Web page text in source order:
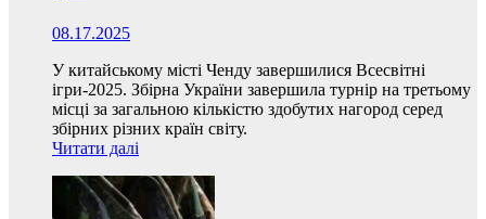
08.17.2025
У китайському місті Ченду завершилися Всесвітні
ігри-2025. Збірна України завершила турнір на третьому
місці за загальною кількістю здобутих нагород серед
збірних різних країн світу.
Читати далі